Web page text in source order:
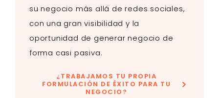
su negocio más allá de redes sociales,
con una gran visibilidad y la
oportunidad de generar negocio de
forma casi pasiva.
¿TRABAJAMOS TU PROPIA
FORMULACIÓN DE ÉXITO PARA TU
NEGOCIO?